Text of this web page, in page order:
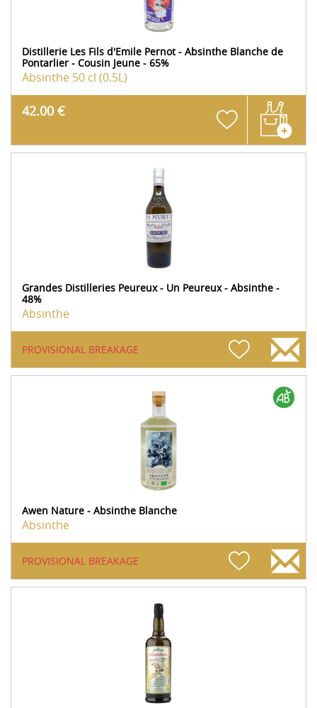
Distillerie Les Fils d'Emile Pernot - Absinthe Blanche de
Pontarlier - Cousin Jeune - 65%
Absinthe 50 cl (0.5L)
42.00 €
Grandes Distilleries Peureux - Un Peureux - Absinthe -
48%
Absinthe
PROVISIONAL BREAKAGE
Awen Nature - Absinthe Blanche
Absinthe
PROVISIONAL BREAKAGE